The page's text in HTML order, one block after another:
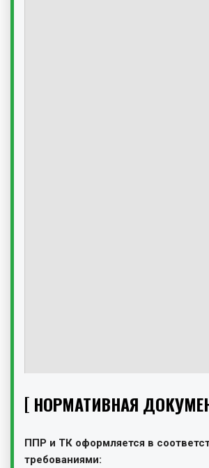
НОРМАТИВНАЯ
ППР и ТК оформляется в
требованиями: